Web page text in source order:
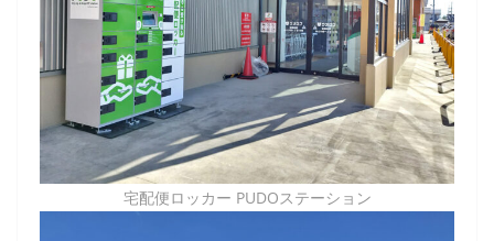
宅配便ロッカー PUDOステーション